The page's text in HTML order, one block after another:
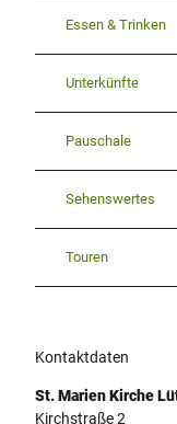
Essen & Trinken
Unterkünfte
Pauschale
Sehenswertes
Touren
Kontaktdaten
St. Marien Kirche
Kirchstraße 2